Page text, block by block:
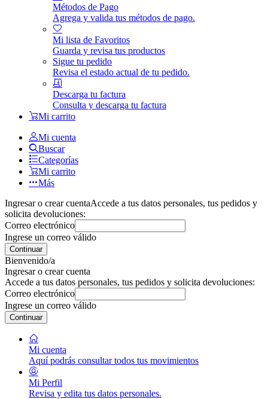
Métodos de Pago
Agrega y valida tus métodos de pago.
Mi lista de Favoritos
Guarda y revisa tus productos
Sigue tu pedido
Revisa el estado actual de tu pedido.
Descarga tu factura
Consulta y descarga tu factura
Mi carrito
Mi cuenta
Buscar
Categorías
Mi carrito
Más
Ingresar o crear cuentaAccede a tus datos personales, tus pedidos y
solicita devoluciones:
Correo electrónico
Ingrese un correo válido
Continuar
Bienvenido/a
Ingresar o crear cuenta
Accede a tus datos personales, tus pedidos y solicita devoluciones:
Correo electrónico
Ingrese un correo válido
Continuar
Mi cuenta
Aquí podrás consultar todos tus movimientos
Mi Perfil
Revisa y edita tus datos personales.